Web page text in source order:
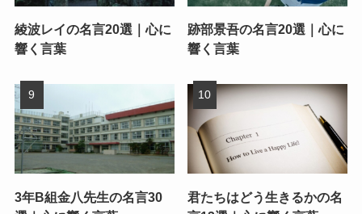
綾波レイの名言20選｜心に
響く言葉
跡部景吾の名言20選｜心に
響く言葉
3年B組金八先生の名言30
君たちはどう生きるかの名